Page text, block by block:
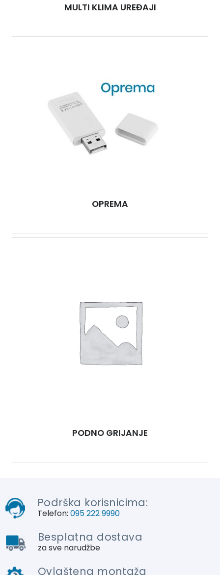
MULTI KLIMA UREĐAJI
OPREMA
PODNO GRIJANJE
Podrška korisnicima:
Telefon: 095 222 9990
Besplatna dostava
za sve narudžbe
Ovlaštena montaža